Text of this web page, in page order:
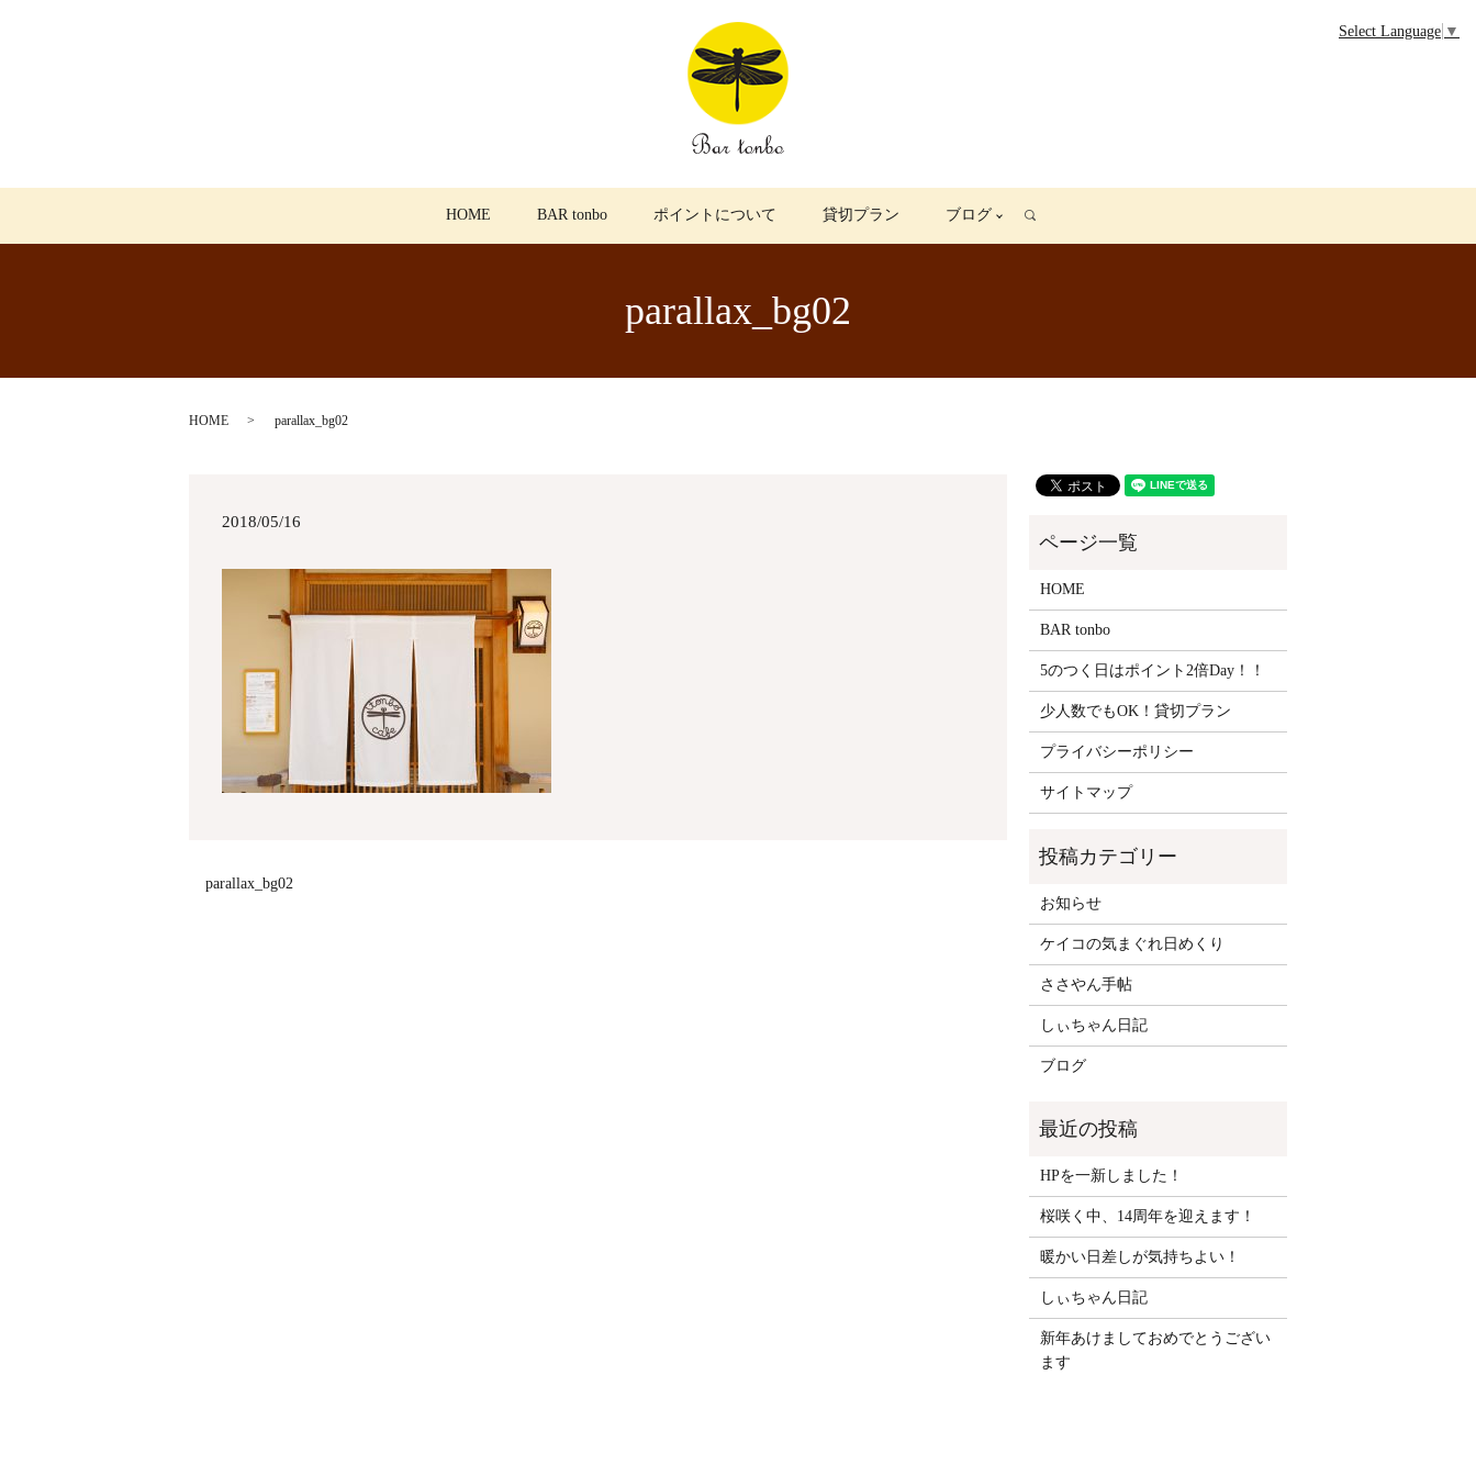
Select Language ▼
HOME BAR tonbo ポイントについて 貸切プラン ブログ search
parallax_bg02
HOME parallax_bg02
2018/05/16
parallax_bg02
HOME
BAR tonbo
5のつく日はポイント2倍Day！！
少人数でもOK！貸切プラン
プライバシーポリシー
サイトマップ
お知らせ
ケイコの気まぐれ日めくり
ささやん手帖
しぃちゃん日記
ブログ
HPを一新しました！
桜咲く中、14周年を迎えます！
暖かい日差しが気持ちよい！
しぃちゃん日記
新年あけましておめでとうござい
ます